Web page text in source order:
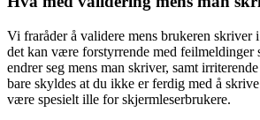
Vi fraråder å validere mens brukeren skriver
det kan være forstyrrende med feilmeldinger
endrer seg mens man skriver, samt
bare skyldes at du ikke er ferdig med å
være spesielt ille for skjermleserbrukere.